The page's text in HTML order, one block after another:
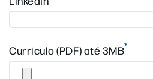
Curriculo (PDF) até 3MB*